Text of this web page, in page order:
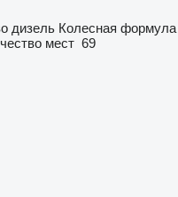
дизель Колесная формула
мест 69